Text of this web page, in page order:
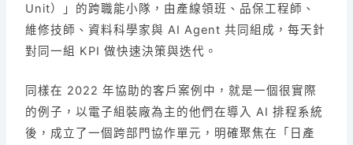
Unit）」的跨職能小隊，由產線領班、品保工程師、
維修技師、資料科學家與 AI Agent 共同組成，每天針
對同一組 KPI 做快速決策與迭代。
同樣在 2022 年協助的客戶案例中，就是一個很實際
的例子，以電子組裝廠為主的他們在導入 AI 排程系統
後，成立了一個跨部門協作單元，明確聚焦在「日產